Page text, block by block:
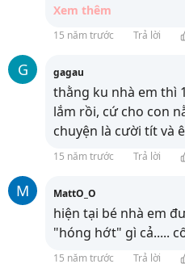
Xem thêm
15 năm trước Trả lời
G gagau
thằng ku nhà em thì
lắm rồi, cứ cho con
chuyện là cười tít và ê
15 năm trước Trả lời
M MattO_O
hiện tại bé nhà em
"hóng hớt" gì cả.....
15 năm trước Trả lời